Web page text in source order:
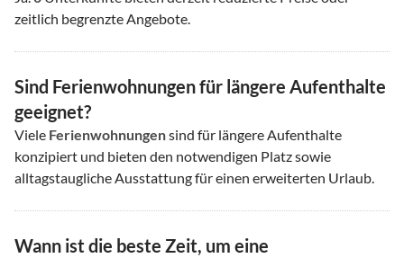
zeitlich begrenzte Angebote.
Sind Ferienwohnungen für längere Aufenthalte
geeignet?
Viele Ferienwohnungensind für längere Aufenthalte
konzipiert und bieten den notwendigen Platz sowie
alltagstaugliche Ausstattung für einen erweiterten Urlaub.
Wann ist die beste Zeit, um eine